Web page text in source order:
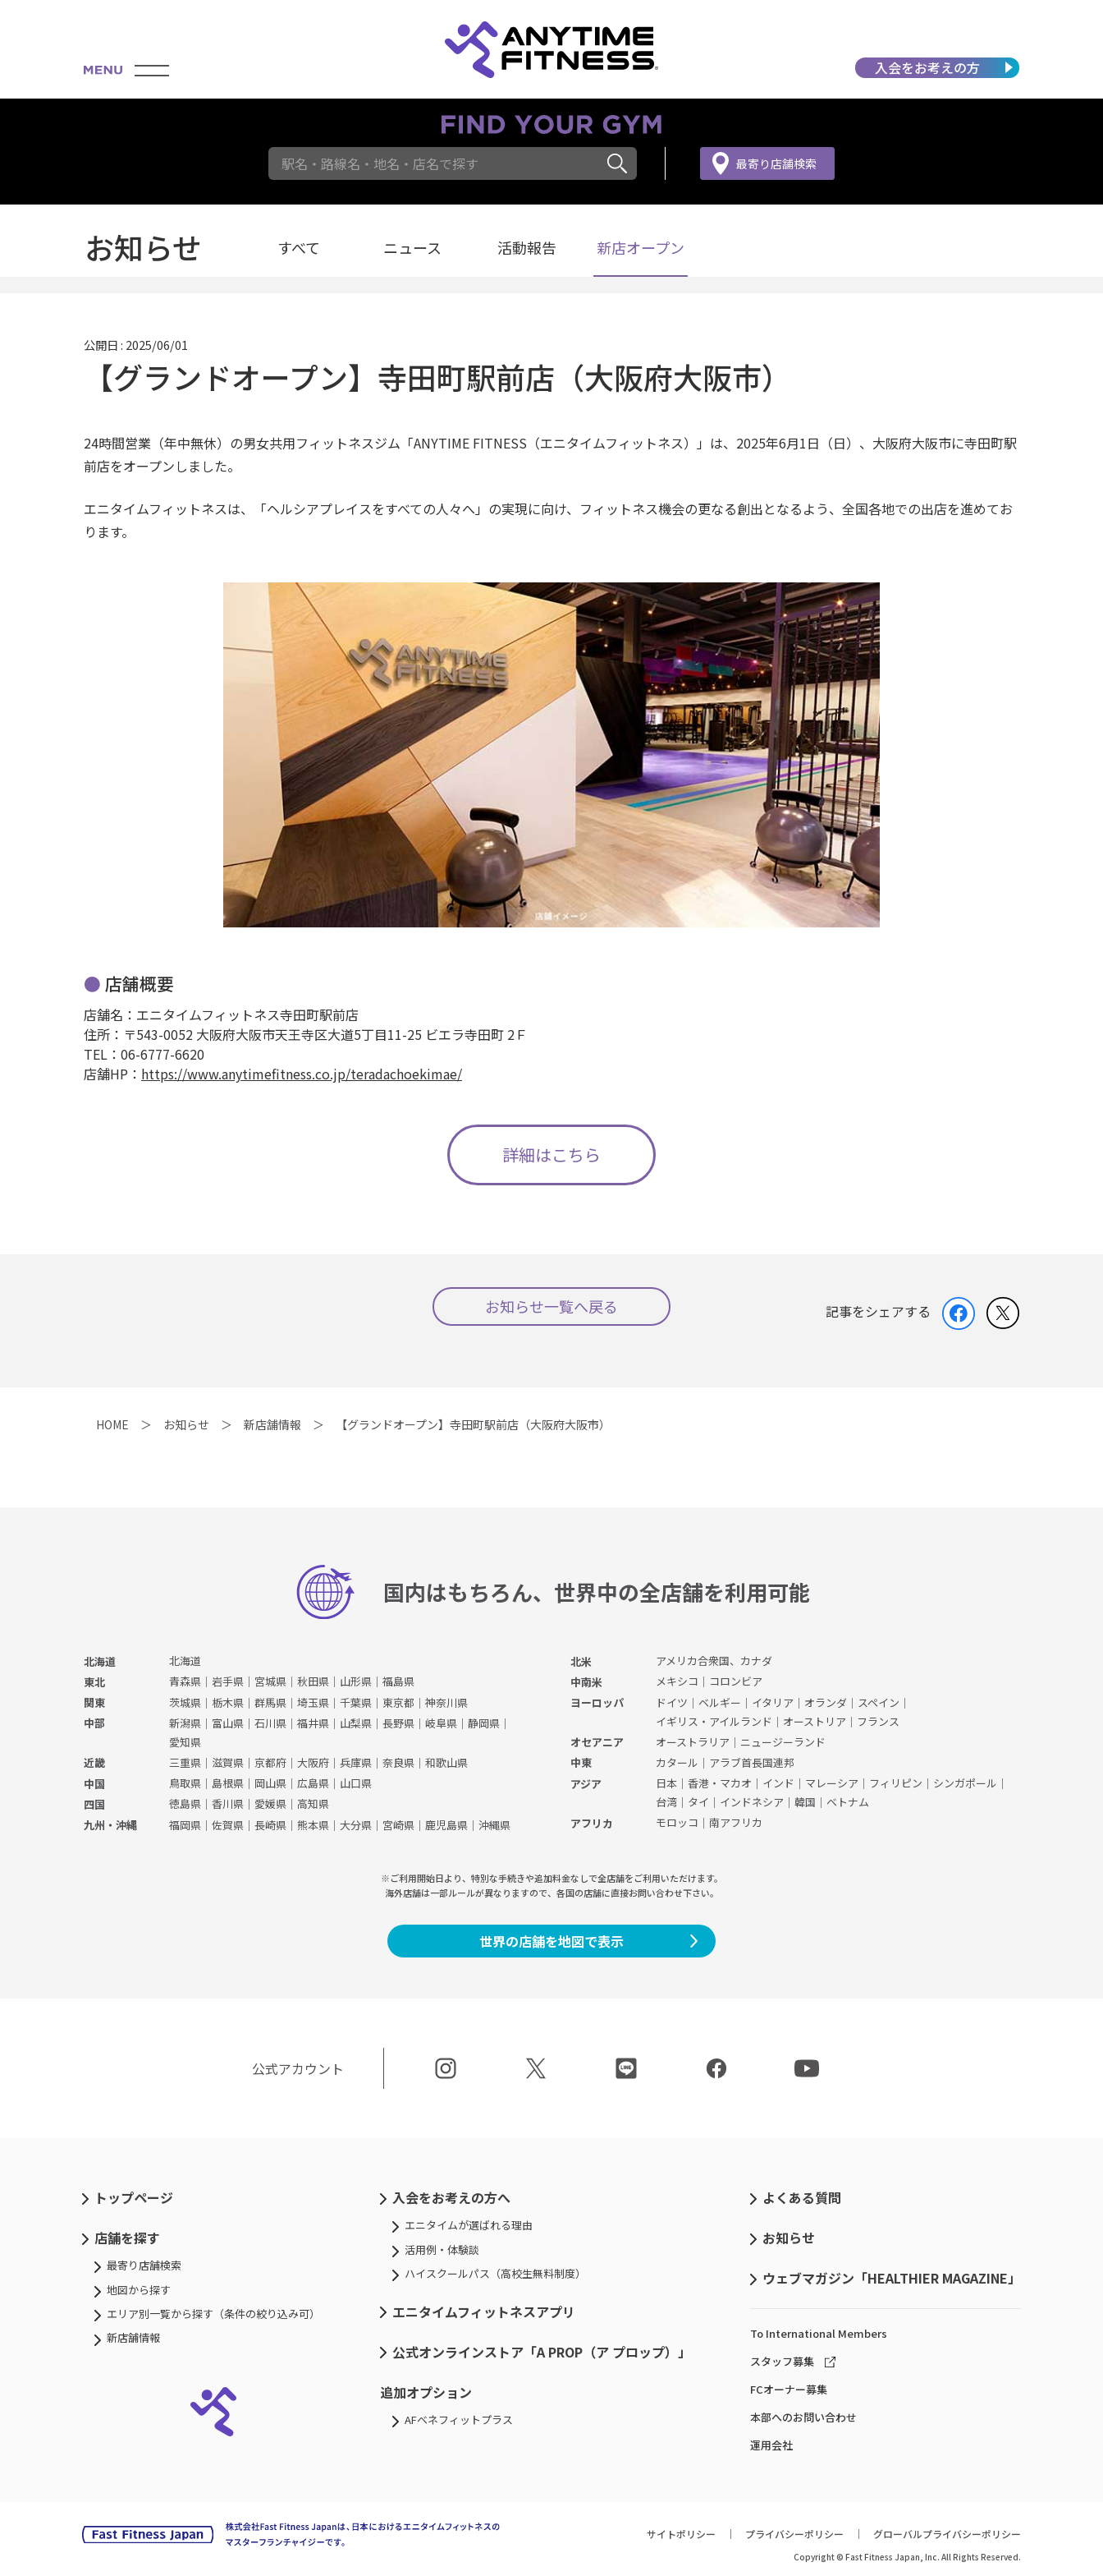
入会をお考えの方
駅名・路線名・地名・店名で探す 最寄り店舗検索
お知らせ すべて ニュース 活動報告 新店オープン
公開日 : 2025/06/01
【グランドオープン】寺田町駅前店（大阪府大阪市）
24時間営業（年中無休）の男女共用フィットネスジム「ANYTIME FITNESS（エニタイムフィットネス）」は、2025年6月1日（日）、大阪府大阪市に寺田町駅
前店をオープンしました。
エニタイムフィットネスは、「ヘルシアプレイスをすべての人々へ」の実現に向け、フィットネス機会の更なる創出となるよう、全国各地での出店を進めてお
ります。
店舗概要
店舗名：エニタイムフィットネス寺田町駅前店
住所：〒543-0052 大阪府大阪市天王寺区大道5丁目11-25 ビエラ寺田町 2Ｆ
TEL：06-6777-6620
店舗HP： https://www.anytimefitness.co.jp/teradachoekimae/
詳細はこちら
お知らせ一覧へ戻る 記事をシェアする
HOME お知らせ 新店舗情報 【グランドオープン】寺田町駅前店（大阪府大阪市）
国内はもちろん、 世界中の全店舗を利用可能
北海道
北海道
東北
青森県 ｜ 岩手県 ｜ 宮城県 ｜ 秋田県 ｜ 山形県 ｜ 福島県
関東
茨城県 ｜ 栃木県 ｜ 群馬県 ｜ 埼玉県 ｜ 千葉県 ｜ 東京都 ｜ 神奈川県
中部
新潟県 ｜ 富山県 ｜ 石川県 ｜ 福井県 ｜ 山梨県 ｜ 長野県 ｜ 岐阜県 ｜ 静岡県 ｜
愛知県
近畿
三重県 ｜ 滋賀県 ｜ 京都府 ｜ 大阪府 ｜ 兵庫県 ｜ 奈良県 ｜ 和歌山県
中国
鳥取県 ｜ 島根県 ｜ 岡山県 ｜ 広島県 ｜ 山口県
四国
徳島県 ｜ 香川県 ｜ 愛媛県 ｜ 高知県
九州・沖縄
福岡県 ｜ 佐賀県 ｜ 長崎県 ｜ 熊本県 ｜ 大分県 ｜ 宮崎県 ｜ 鹿児島県 ｜ 沖縄県
北米
アメリカ合衆国、カナダ
中南米
メキシコ ｜ コロンビア
ヨーロッパ
ドイツ ｜ ベルギー ｜ イタリア ｜ オランダ ｜ スペイン ｜
イギリス・アイルランド ｜ オーストリア ｜ フランス
オセアニア
オーストラリア ｜ ニュージーランド
中東
カタール ｜ アラブ首長国連邦
アジア
日本｜ 香港・マカオ ｜ インド ｜ マレーシア ｜ フィリピン ｜ シンガポール ｜
台湾｜ タイ ｜ インドネシア ｜ 韓国 ｜ ベトナム
アフリカ
モロッコ ｜ 南アフリカ
世界の店舗を地図で表示
※ご利用開始日より、特別な手続きや追加料金なしで全店舗をご利用いただけます。
海外店舗は一部ルールが異なりますので、 各国の店舗に直接お問い合わせ下さい。
公式アカウント
トップページ
店舗を探す
最寄り店舗検索
地図から探す
エリア別一覧から探す（条件の絞り込み可）
新店舗情報
入会をお考えの方へ
エニタイムが選ばれる理由
活用例・体験談
ハイスクールパス（高校生無料制度）
エニタイムフィットネスアプリ
公式オンラインストア「A PROP（ア プロップ）」
追加オプション
AFベネフィットプラス
よくある質問
お知らせ
ウェブマガジン「HEALTHIER MAGAZINE」
To International Members
スタッフ募集
FCオーナー募集
本部へのお問い合わせ
運用会社
サイトポリシー プライバシーポリシー グローバルプライバシーポリシー
Copyright © Fast Fitness Japan, Inc. All Rights Reserved.